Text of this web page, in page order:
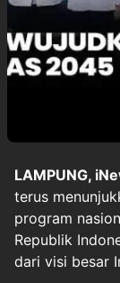
LAMPUNG,
terus
program
Republik
dari visi besar